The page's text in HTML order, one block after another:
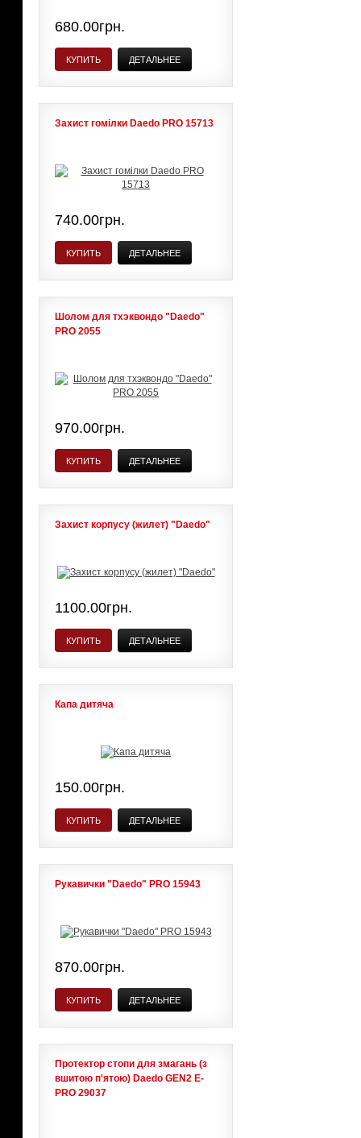
680.00грн.
КУПИТЬ ДЕТАЛЬНЕЕ
Захист гомілки Daedo PRO 15713
740.00грн.
КУПИТЬ ДЕТАЛЬНЕЕ
Шолом для тхэквондо "Daedo"
PRO 2055
970.00грн.
КУПИТЬ ДЕТАЛЬНЕЕ
Захист корпусу (жилет) "Daedo"
1100.00грн.
КУПИТЬ ДЕТАЛЬНЕЕ
Капа дитяча
150.00грн.
КУПИТЬ ДЕТАЛЬНЕЕ
Рукавички "Daedo" PRO 15943
870.00грн.
КУПИТЬ ДЕТАЛЬНЕЕ
Протектор стопи для змагань (з
вшитою п'ятою) Daedo GEN2 E-
PRO 29037